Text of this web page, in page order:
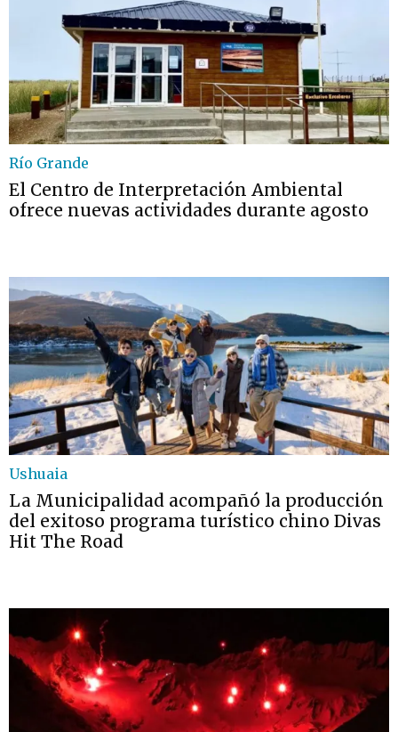
Río Grande
El Centro de Interpretación Ambiental
ofrece nuevas actividades durante agosto
Ushuaia
La Municipalidad acompañó la producción
del exitoso programa turístico chino Divas
Hit The Road